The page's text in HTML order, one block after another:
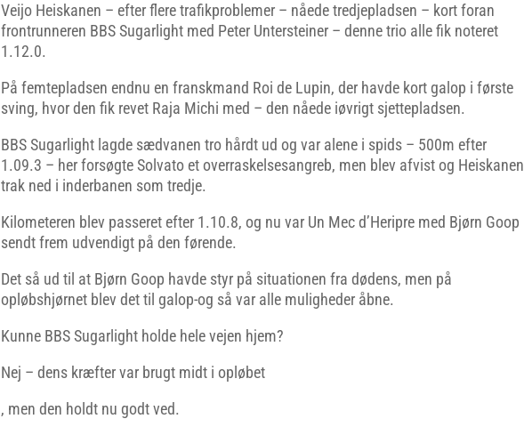
Veijo Heiskanen – efter flere trafikproblemer – nåede tredjepladsen – kort foran
frontrunneren BBS Sugarlight med Peter Untersteiner – denne trio alle fik noteret
1.12.0.
På femtepladsen endnu en franskmand Roi de Lupin, der havde kort galop i første
sving, hvor den fik revet Raja Michi med – den nåede iøvrigt sjettepladsen.
BBS Sugarlight lagde sædvanen tro hårdt ud og var alene i spids – 500m efter
1.09.3 – her forsøgte Solvato et overraskelsesangreb, men blev afvist og Heiskanen
trak ned i inderbanen som tredje.
Kilometeren blev passeret efter 1.10.8, og nu var Un Mec d’Heripre med Bjørn Goop
sendt frem udvendigt på den førende.
Det så ud til at Bjørn Goop havde styr på situationen fra dødens, men på
opløbshjørnet blev det til galop-og så var alle muligheder åbne.
Kunne BBS Sugarlight holde hele vejen hjem?
Nej – dens kræfter var brugt midt i opløbet
, men den holdt nu godt ved.